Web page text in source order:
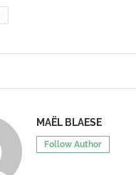
MAËL BLAESE
Follow Author